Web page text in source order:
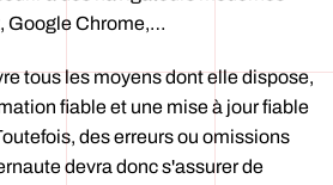
Google Chrome,…
tous les moyens dont elle dispose,
fiable et une mise à jour fiable
des erreurs ou omissions
devra donc s'assurer de